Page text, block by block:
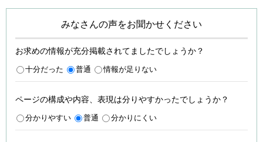
みなさんの声をお聞かせください
お求めの情報が充分掲載されてましたでしょうか？
十分だった 普通 情報が足りない
ページの構成や内容、表現は分りやすかったでしょうか？
分かりやすい 普通 分かりにくい